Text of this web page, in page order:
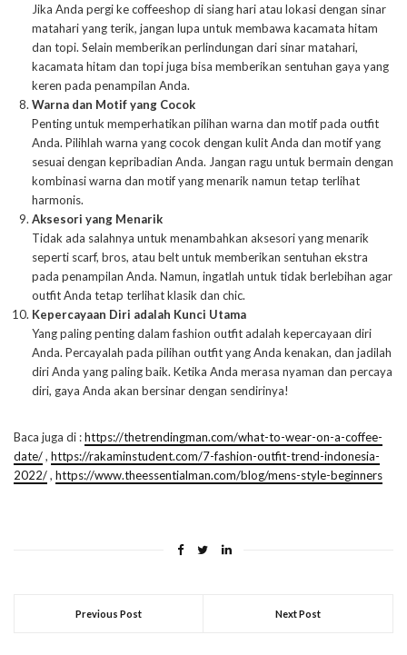
Jika Anda pergi ke coffeeshop di siang hari atau lokasi dengan sinar
matahari yang terik, jangan lupa untuk membawa kacamata hitam
dan topi. Selain memberikan perlindungan dari sinar matahari,
kacamata hitam dan topi juga bisa memberikan sentuhan gaya yang
keren pada penampilan Anda.
Warna dan Motif yang Cocok
Penting untuk memperhatikan pilihan warna dan motif pada outfit
Anda. Pilihlah warna yang cocok dengan kulit Anda dan motif yang
sesuai dengan kepribadian Anda. Jangan ragu untuk bermain dengan
kombinasi warna dan motif yang menarik namun tetap terlihat
harmonis.
Aksesori yang Menarik
Tidak ada salahnya untuk menambahkan aksesori yang menarik
seperti scarf, bros, atau belt untuk memberikan sentuhan ekstra
pada penampilan Anda. Namun, ingatlah untuk tidak berlebihan agar
outfit Anda tetap terlihat klasik dan chic.
Kepercayaan Diri adalah Kunci Utama
Yang paling penting dalam fashion outfit adalah kepercayaan diri
Anda. Percayalah pada pilihan outfit yang Anda kenakan, dan jadilah
diri Anda yang paling baik. Ketika Anda merasa nyaman dan percaya
diri, gaya Anda akan bersinar dengan sendirinya!
Baca juga di :https://thetrendingman.com/what-to-wear-on-a-coffee-
date/, https://rakaminstudent.com/7-fashion-outfit-trend-indonesia-
2022/, https://www.theessentialman.com/blog/mens-style-beginners
Previous Post Next Post